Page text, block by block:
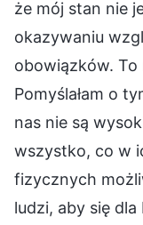
że mój stan nie
okazywaniu
obowiązków. To
Pomyślałam o
nas nie są
wszystko, co w
fizycznych
ludzi, aby się